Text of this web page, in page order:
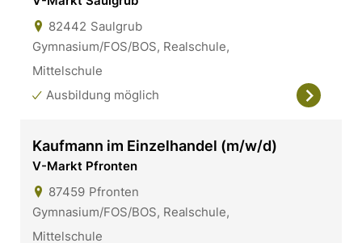
82442 Saulgrub
Gymnasium/FOS/BOS, Realschule,
Mittelschule
Ausbildung möglich
Kaufmann im Einzelhandel (m/w/d)
V-Markt Pfronten
87459 Pfronten
Gymnasium/FOS/BOS, Realschule,
Mittelschule